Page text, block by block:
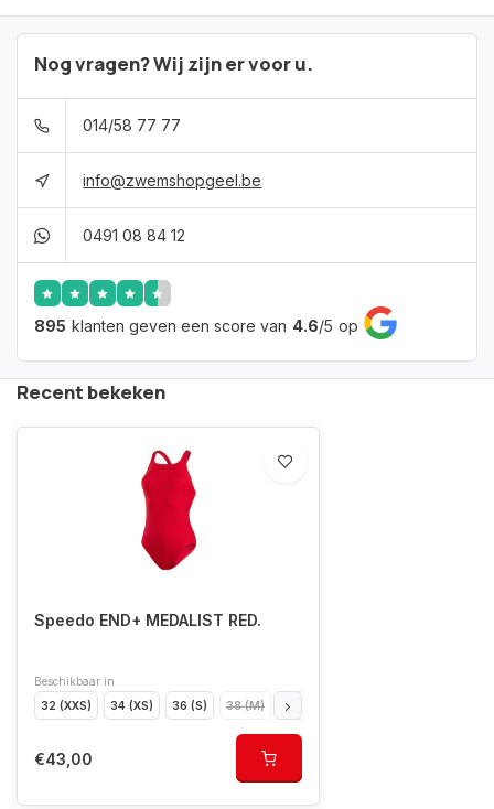
Nog vragen? Wij zijn er voor u.
014/58 77 77
info@zwemshopgeel.be
0491 08 84 12
895 klanten geven een score van 4.6/5 op
Recent bekeken
Speedo END+ MEDALIST RED.
Beschikbaar in
32 (XXS)
34 (XS) 36 (S) 38 (M) 40 (L)
€43,00